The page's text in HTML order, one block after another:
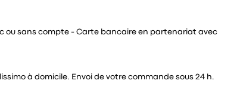
ou sans compte - Carte bancaire en partenariat avec
à domicile. Envoi de votre commande sous 24 h.